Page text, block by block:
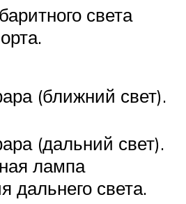
света
(ближний свет).
(дальний свет).
лампа
дальнего света.